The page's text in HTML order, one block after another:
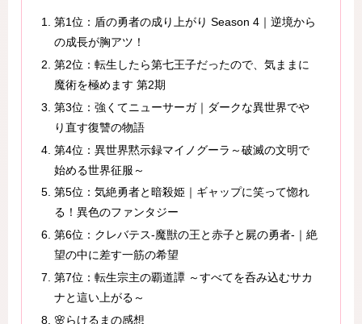
第1位：盾の勇者の成り上がり Season 4｜逆境から
の成長が胸アツ！
第2位：転生したら第七王子だったので、気ままに
魔術を極めます 第2期
第3位：強くてニューサーガ｜ダークな異世界でや
り直す復讐の物語
第4位：異世界黙示録マイノグーラ～破滅の文明で
始める世界征服～
第5位：気絶勇者と暗殺姫｜ギャップに笑って惚れ
る！異色のファンタジー
第6位：クレバテス-魔獣の王と赤子と屍の勇者-｜絶
望の中に差す一筋の希望
第7位：転生宗主の覇道譚 ～すべてを呑み込むサカ
ナと這い上がる～
🌸らけるまの感想